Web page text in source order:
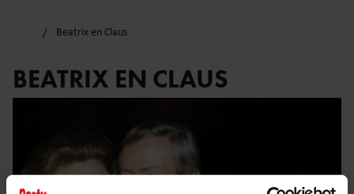
Beatrix en Claus
BEATRIX EN CLAUS